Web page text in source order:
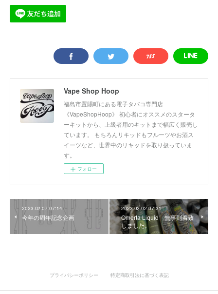
Vape Shop Hoop
福島市置賜町にある電子タバコ専門店
《VapeShopHoop》 初心者にオススメのスタータ
ーキットから、上級者用のキットまで幅広く販売し
ています。 もちろんリキッドもフルーツやお酒ス
イーツなど、世界中のリキッドを取り扱っていま
す。
フォロー
2023.02.07 07:14
今年の周年記念企画
2023.02.02 07:31
Omerta Liquid 無事到着致
しました。
プライバシーポリシー 特定商取引法に基づく表記